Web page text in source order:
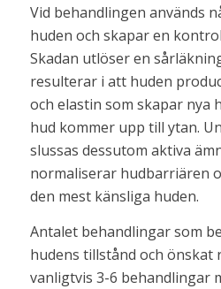
Vid behandlingen används
huden och skapar en
Skadan utlöser en
resulterar i att huden
och elastin som skapar nya
hud kommer upp till ytan.
slussas dessutom aktiva
normaliserar hudbarriären
den mest känsliga huden.
Antalet behandlingar som
hudens tillstånd och önskat
vanligtvis 3-6 behandlingar